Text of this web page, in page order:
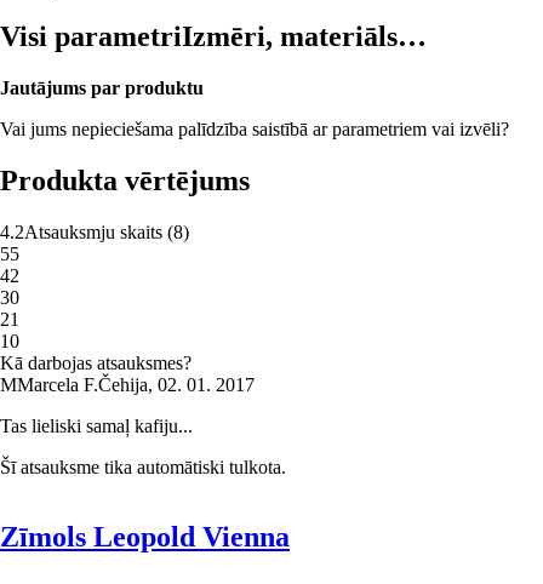
Visi parametriIzmēri, materiāls…
Jautājums par produktu
Vai jums nepieciešama palīdzība saistībā ar parametriem vai izvēli?
Produkta vērtējums
4.2Atsauksmju skaits (8)
55
42
30
21
10
Kā darbojas atsauksmes?
MMarcela F.Čehija, 02. 01. 2017
Tas lieliski samaļ kafiju...
Šī atsauksme tika automātiski tulkota.
Zīmols Leopold Vienna